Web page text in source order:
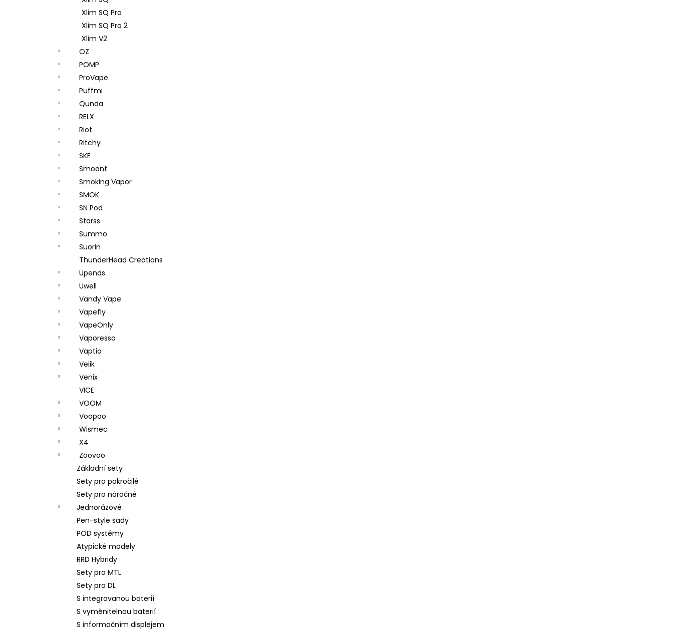
Xlim SQ Pro
Xlim SQ Pro 2
Xlim V2
OZ
POMP
ProVape
Puffmi
Qunda
RELX
Riot
Ritchy
SKE
Smoant
Smoking Vapor
SMOK
SN Pod
Starss
Summo
Suorin
ThunderHead Creations
Upends
Uwell
Vandy Vape
Vapefly
VapeOnly
Vaporesso
Vaptio
Veiik
Venix
VICE
VOOM
Voopoo
Wismec
X4
Zoovoo
Základní sety
Sety pro pokročilé
Sety pro náročné
Jednorázové
Pen-style sady
POD systémy
Atypické modely
RRD Hybridy
Sety pro MTL
Sety pro DL
S integrovanou baterií
S vyměnitelnou baterií
S informačním displejem